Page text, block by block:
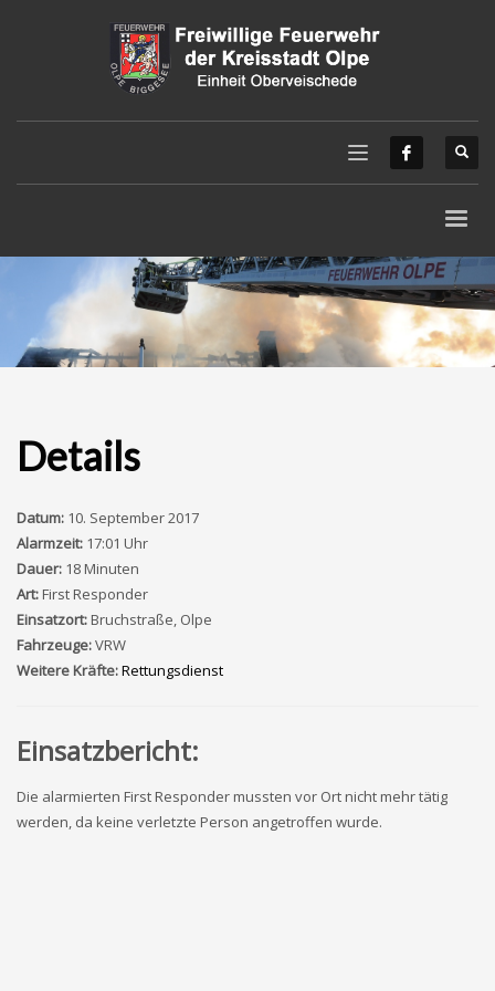
Details
Datum: 10. September 2017
Alarmzeit: 17:01 Uhr
Dauer: 18 Minuten
Art:First Responder
Einsatzort:Bruchstraße, Olpe
Fahrzeuge:VRW
Weitere Kräfte:Rettungsdienst
Einsatzbericht:
Die alarmierten First Responder mussten vor Ort nicht mehr tätig
werden, da keine verletzte Person angetroffen wurde.